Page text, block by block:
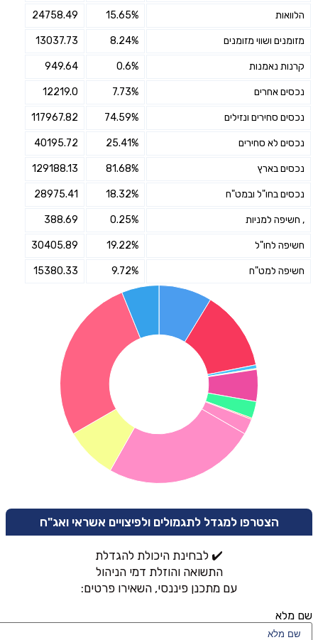
הלוואות 15.65%
24758.49
מזומנים ושווי מזומנים 8.24%
13037.73
קרנות נאמנות 0.6%
949.64
נכסים אחרים 7.73%
12219.0
נכסים סחירים ונזילים 74.59%
117967.82
נכסים לא סחירים 25.41%
40195.72
נכסים בארץ 81.68%
129188.13
נכסים בחו"ל ובמט"ח 18.32%
28975.41
, חשיפה למניות 0.25%
388.69
חשיפה לחו"ל 19.22%
30405.89
חשיפה למט"ח 9.72%
15380.33
הצטרפו למגדל לתגמולים ולפיצויים אשראי ואג"ח
✔️ לבחינת היכולת להגדלת
התשואה והוזלת דמי הניהול
עם מתכנן פיננסי, השאירו פרטים:
שם מלא